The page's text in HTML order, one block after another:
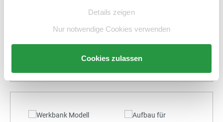
Details zeigen
Nur notwendige Cookies verwenden
Cookies zulassen
2.760,55 € %
In den Warenkorb